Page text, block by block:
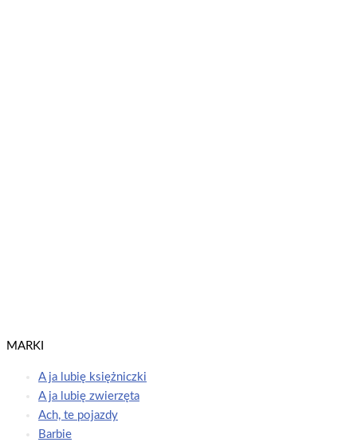
MARKI
A ja lubię księżniczki
A ja lubię zwierzęta
Ach, te pojazdy
Barbie